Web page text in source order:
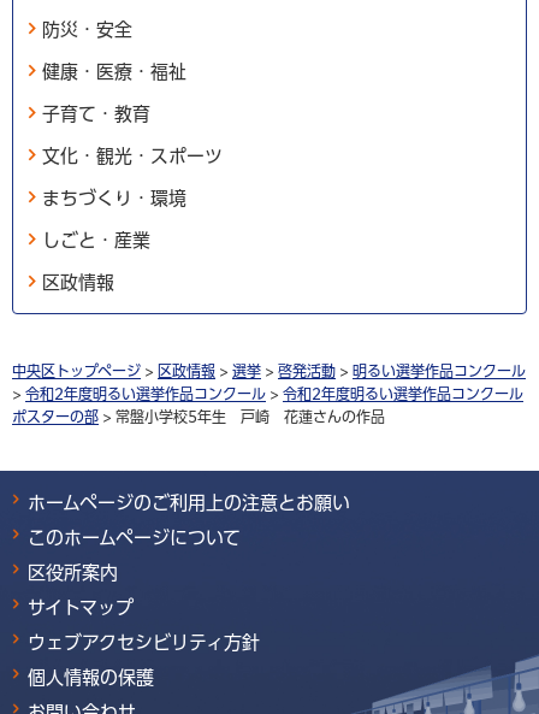
防災・安全
健康・医療・福祉
子育て・教育
文化・観光・スポーツ
まちづくり・環境
しごと・産業
区政情報
中央区トップページ > 区政情報 > 選挙 > 啓発活動 > 明るい選挙作品コンクール
> 令和2年度明るい選挙作品コンクール > 令和2年度明るい選挙作品コンクール
ポスターの部 > 常盤小学校5年生 戸崎 花蓮さんの作品
ホームページのご利用上の注意とお願い
このホームページについて
区役所案内
サイトマップ
ウェブアクセシビリティ方針
個人情報の保護